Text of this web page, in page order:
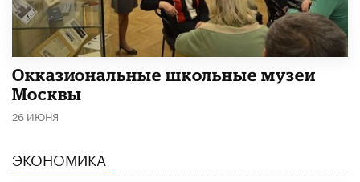
​Окказиональные школьные музеи
Москвы
26 ИЮНЯ
ЭКОНОМИКА